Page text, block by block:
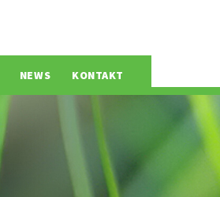
NEWS KONTAKT